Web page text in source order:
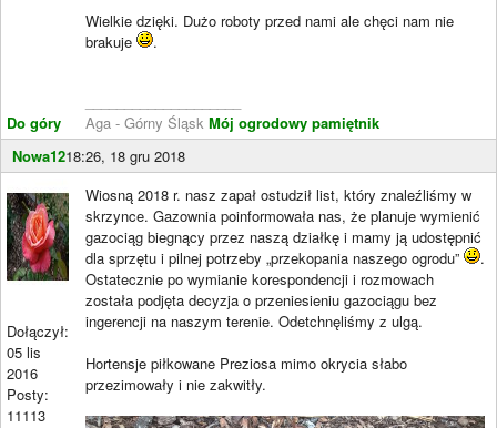
Do góry
Wielkie dzięki. Dużo roboty przed nami ale chęci nam nie
brakuje
.
Aga - Górny Śląsk Mój ogrodowy pamiętnik
Nowa1218:26, 18 gru 2018
Dołączył:
05 lis
2016
Posty:
11113
Wiosną 2018 r. nasz zapał ostudził list, który znaleźliśmy w
skrzynce. Gazownia poinformowała nas, że planuje wymienić
gazociąg biegnący przez naszą działkę i mamy ją udostępnić
dla sprzętu i pilnej potrzeby „przekopania naszego ogrodu”
.
Ostatecznie po wymianie korespondencji i rozmowach
została podjęta decyzja o przeniesieniu gazociągu bez
ingerencji na naszym terenie. Odetchnęliśmy z ulgą.
Hortensje piłkowane Preziosa mimo okrycia słabo
przezimowały i nie zakwitły.